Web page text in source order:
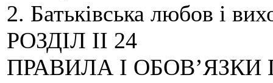
2. Батьківська любов і
РОЗДІЛ II 24
ПРАВИЛА І